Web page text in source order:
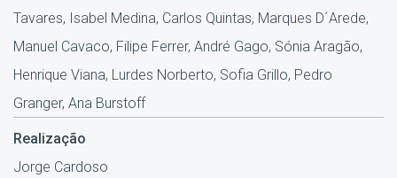
Tavares, Isabel Medina, Carlos Quintas, Marques D´Arede,
Manuel Cavaco, Filipe Ferrer, André Gago, Sónia Aragão,
Henrique Viana, Lurdes Norberto, Sofia Grillo, Pedro
Granger, Ana Burstoff
Realização
Jorge Cardoso